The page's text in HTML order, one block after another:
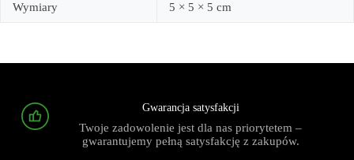
Wymiary 5 × 5 × 5 cm
Gwarancja satysfakcji
Twoje zadowolenie jest dla nas priorytetem –
gwarantujemy pełną satysfakcję z zakupów.